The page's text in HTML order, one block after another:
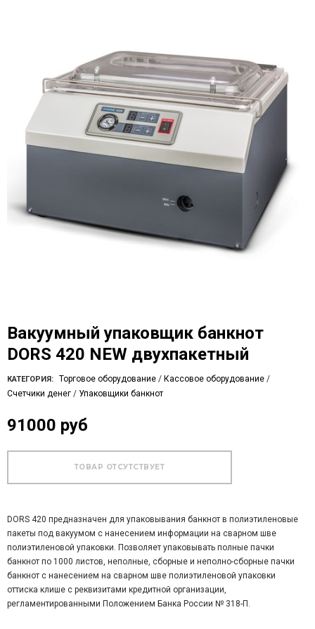
Вакуумный упаковщик банкнот
DORS 420 NEW двухпакетный
КАТЕГОРИЯ: Торговое оборудование / Кассовое оборудование /
Счетчики денег / Упаковщики банкнот
91000 руб
DORS 420 предназначен для упаковывания банкнот в полиэтиленовые
пакеты под вакуумом с нанесением информации на сварном шве
полиэтиленовой упаковки. Позволяет упаковывать полные пачки
банкнот по 1000 листов, неполные, сборные и неполно-сборные пачки
банкнот с нанесением на сварном шве полиэтиленовой упаковки
оттиска клише с реквизитами кредитной организации,
регламентированными Положением Банка России № 318-П.